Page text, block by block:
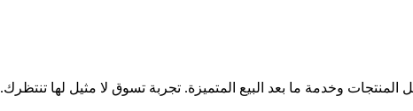
وخدمة ما بعد البيع المتميزة. تجربة تسوق لا مثيل لها تنتظرك.